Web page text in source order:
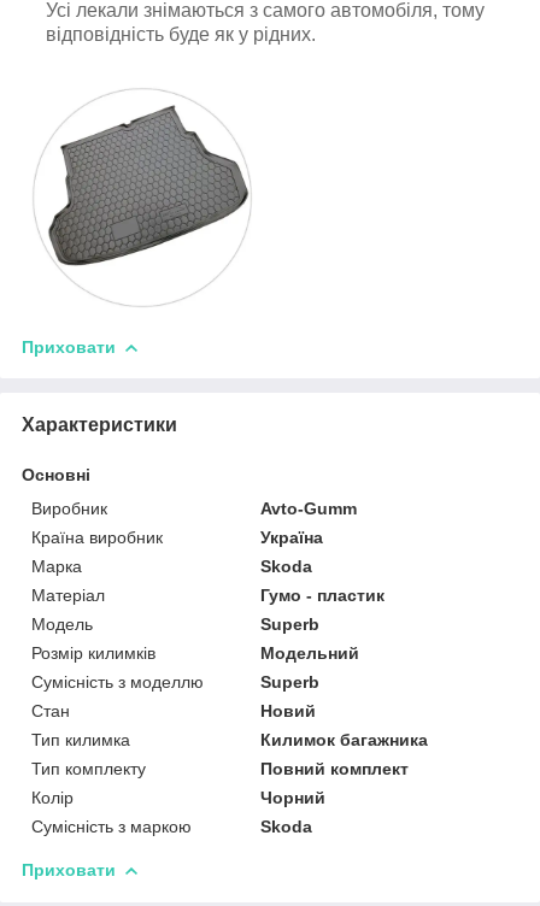
Усі лекали знімаються з самого автомобіля, тому
відповідність буде як у рідних.
Приховати
Характеристики
Основні
Виробник
Avto-Gumm
Країна виробник
Україна
Марка
Skoda
Матеріал
Гумо - пластик
Модель
Superb
Розмір килимків
Модельний
Сумісність з моделлю
Superb
Стан
Новий
Тип килимка
Килимок багажника
Тип комплекту
Повний комплект
Колір
Чорний
Сумісність з маркою
Skoda
Приховати